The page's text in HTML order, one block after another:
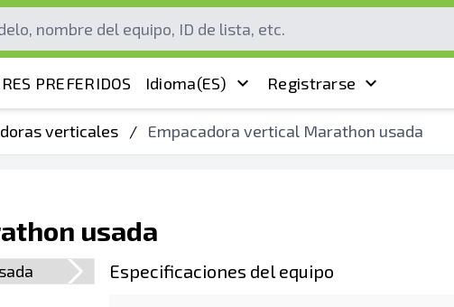
PREFERIDOS Idioma(ES) Registrarse
verticales / Empacadora vertical Marathon usada
usada
Especificaciones del equipo